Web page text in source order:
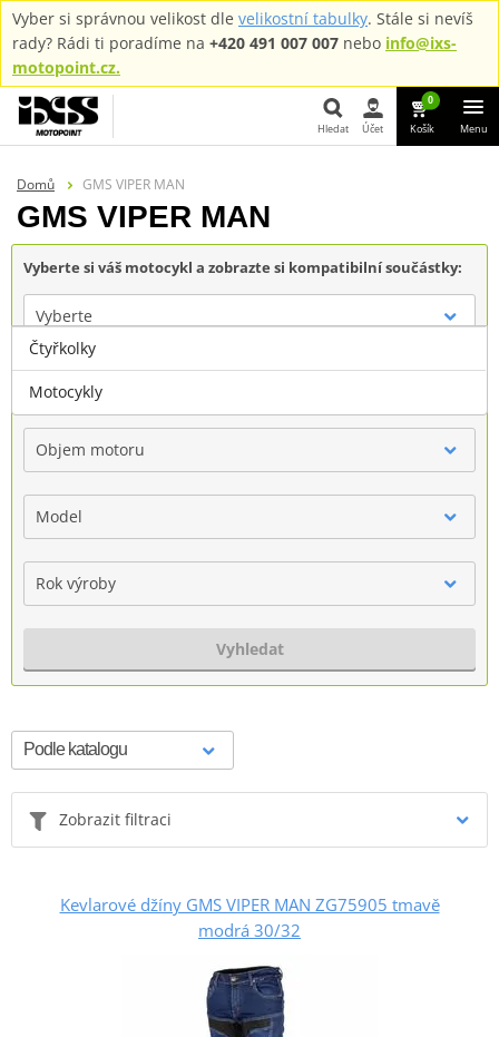
Vyber si správnou velikost dle velikostní tabulky. Stále si nevíš
rady? Rádi ti poradíme na +420 491 007 007 nebo info@ixs-
motopoint.cz.
Hledat Účet
0
Košík Menu
Domů GMS VIPER MAN
GMS VIPER MAN
Vyberte si váš motocykl a zobrazte si kompatibilní součástky:
Vyberte
Značka
Objem motoru
Model
Rok výroby
Vyhledat
Zobrazit filtraci
Kevlarové džíny GMS VIPER MAN ZG75905 tmavě
modrá 30/32
Čtyřkolky
Motocykly